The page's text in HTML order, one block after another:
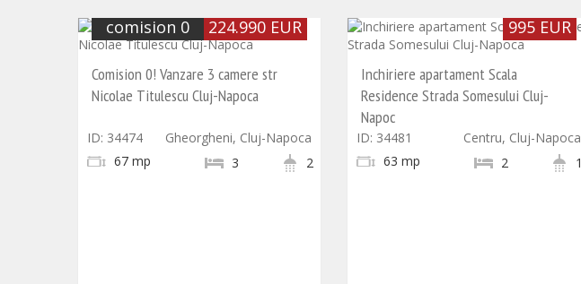
224.990 EUR
comision 0
Comision 0! Vanzare 3 camere str
Nicolae Titulescu Cluj-Napoca
ID: 34474
Gheorgheni, Cluj-Napoca
2
3
67 mp
995 EUR
Inchiriere apartament Scala
Residence Strada Somesului Cluj-
Napoc
ID: 34481
Centru, Cluj-Napoca
1
2
63 mp